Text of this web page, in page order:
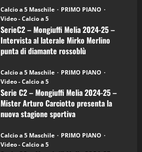
6)
–
Intervista
a
mister
Arturo
Carciotto
(Mongiuffi
Calcio a 5 Maschile
PRIMO PIANO
Video - Calcio a 5
SerieC2 – Mongiuffi Melia 2024-25 –
Intervista al laterale Mirko Merlino
punta di diamante rossoblù
Calcio a 5 Maschile
PRIMO PIANO
Video - Calcio a 5
Serie C2 – Mongiuffi Melia 2024-25 –
Mister Arturo Carciotto presenta la
nuova stagione sportiva
Calcio a 5 Maschile
PRIMO PIANO
Video - Calcio a 5
“SportEmpire” in Podcast: 26^ Puntata
(Martedi 07 Aprile 2026)
08/04/2026
“SportEmpire” in Podcast: 30^ Puntata
(Martedi 05 Maggio 2026)
08/05/2026
“SportEmpire” in Podcast: 29^ Puntata
(Martedi 28 Aprile 2026)